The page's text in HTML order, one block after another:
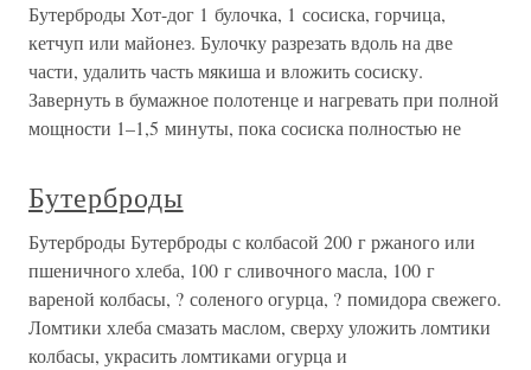
Бутерброды Хот-дог 1 булочка, 1 сосиска, горчица,
кетчуп или майонез. Булочку разрезать вдоль на две
части, удалить часть мякиша и вложить сосиску.
Завернуть в бумажное полотенце и нагревать при полной
мощности 1–1,5 минуты, пока сосиска полностью не
Бутерброды
Бутерброды Бутерброды с колбасой 200 г ржаного или
пшеничного хлеба, 100 г сливочного масла, 100 г
вареной колбасы, ? соленого огурца, ? помидора свежего.
Ломтики хлеба смазать маслом, сверху уложить ломтики
колбасы, украсить ломтиками огурца и